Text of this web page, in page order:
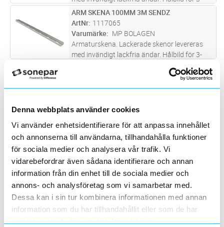
Denna webbplats använder cookies
Vi använder enhetsidentifierare för att anpassa innehållet
och annonserna till användarna, tillhandahålla funktioner
för sociala medier och analysera vår trafik. Vi
vidarebefordrar även sådana identifierare och annan
information från din enhet till de sociala medier och
annons- och analysföretag som vi samarbetar med.
Dessa kan i sin tur kombinera informationen med annan
information som du har tillhandahållit eller som de har
samlat in när du har använt deras tjänster.
och 5-poliga snabbkontakter. Andra längder,
kulörer och varmförzinkad skena offereras på
begäran.
ST Lägg i kundvagn
ARM SKENA 100MM 3M SENDZ
ArtNr 1117065
Varumärke
MP BOLAGEN
Armaturskena. Lackerade skenor levereras
med invändigt lackfria ändar. Hålbild för 3-
kulörer och varmförzinkad skena offereras på
begäran.
Varumärke WIBE
med hålbild passande de flesta
klamringsmetoder
ST Lägg i kundvagn
RÄNNA PERF W3/40-200 2M FZS
ArtNr 1125059
Varumärke
Perf.ränna W3/40-200,1,96m Fzs Kanthöjd
40 mm, längd 1960 mm.Olika kulörer kan
offereras.
ST Lägg i kundvagn
ArtNr 1125130
Varumärke WIBE
Mont.ränna W4-150 1,96m Fzs perforerad
med hålbild passande de flesta